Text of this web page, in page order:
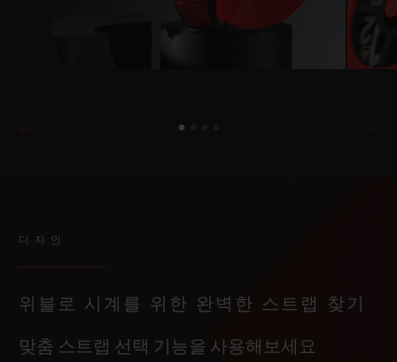
디자인
위블로 시계를 위한 완벽한 스트랩 찾기
맞춤 스트랩 선택 기능을 사용해보세요